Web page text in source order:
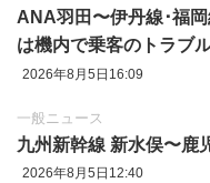
ANA羽田〜伊丹線･福
は機内で乗客のトラブ
2026年8月5日16:09
一般ニュース
九州新幹線 新水俣〜鹿
2026年8月5日12:40